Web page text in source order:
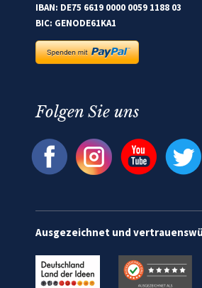
IBAN: DE75 6619 0000 0059 1188 03
BIC: GENODE61KA1
Folgen Sie uns
Ausgezeichnet und